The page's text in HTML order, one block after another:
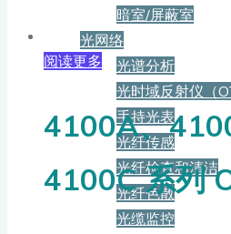
暗室/屏蔽室
光网络
光谱分析
光时域反射仪（
手持光表
光纤传感
光纤检查和清洁
光纤色散
光缆监控
阅读更多
4100A、
4100C 系列